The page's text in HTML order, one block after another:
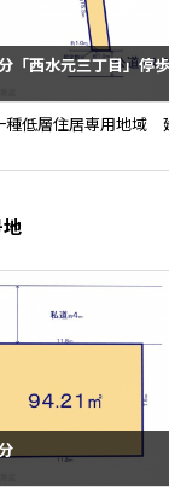
「西水元三丁目」停
種低層住居専用地域